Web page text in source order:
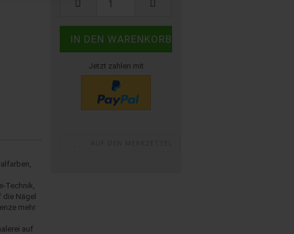
Jetzt zahlen mit
Technik,
Nägel
mehr
auf